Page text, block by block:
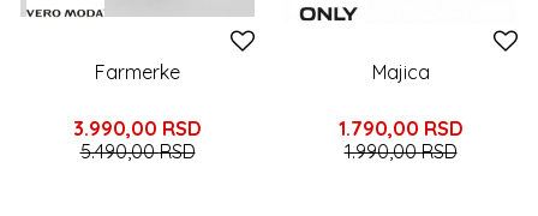
Farmerke
3.990,00 RSD
5.490,00RSD
Majica
1.790,00 RSD
1.990,00RSD